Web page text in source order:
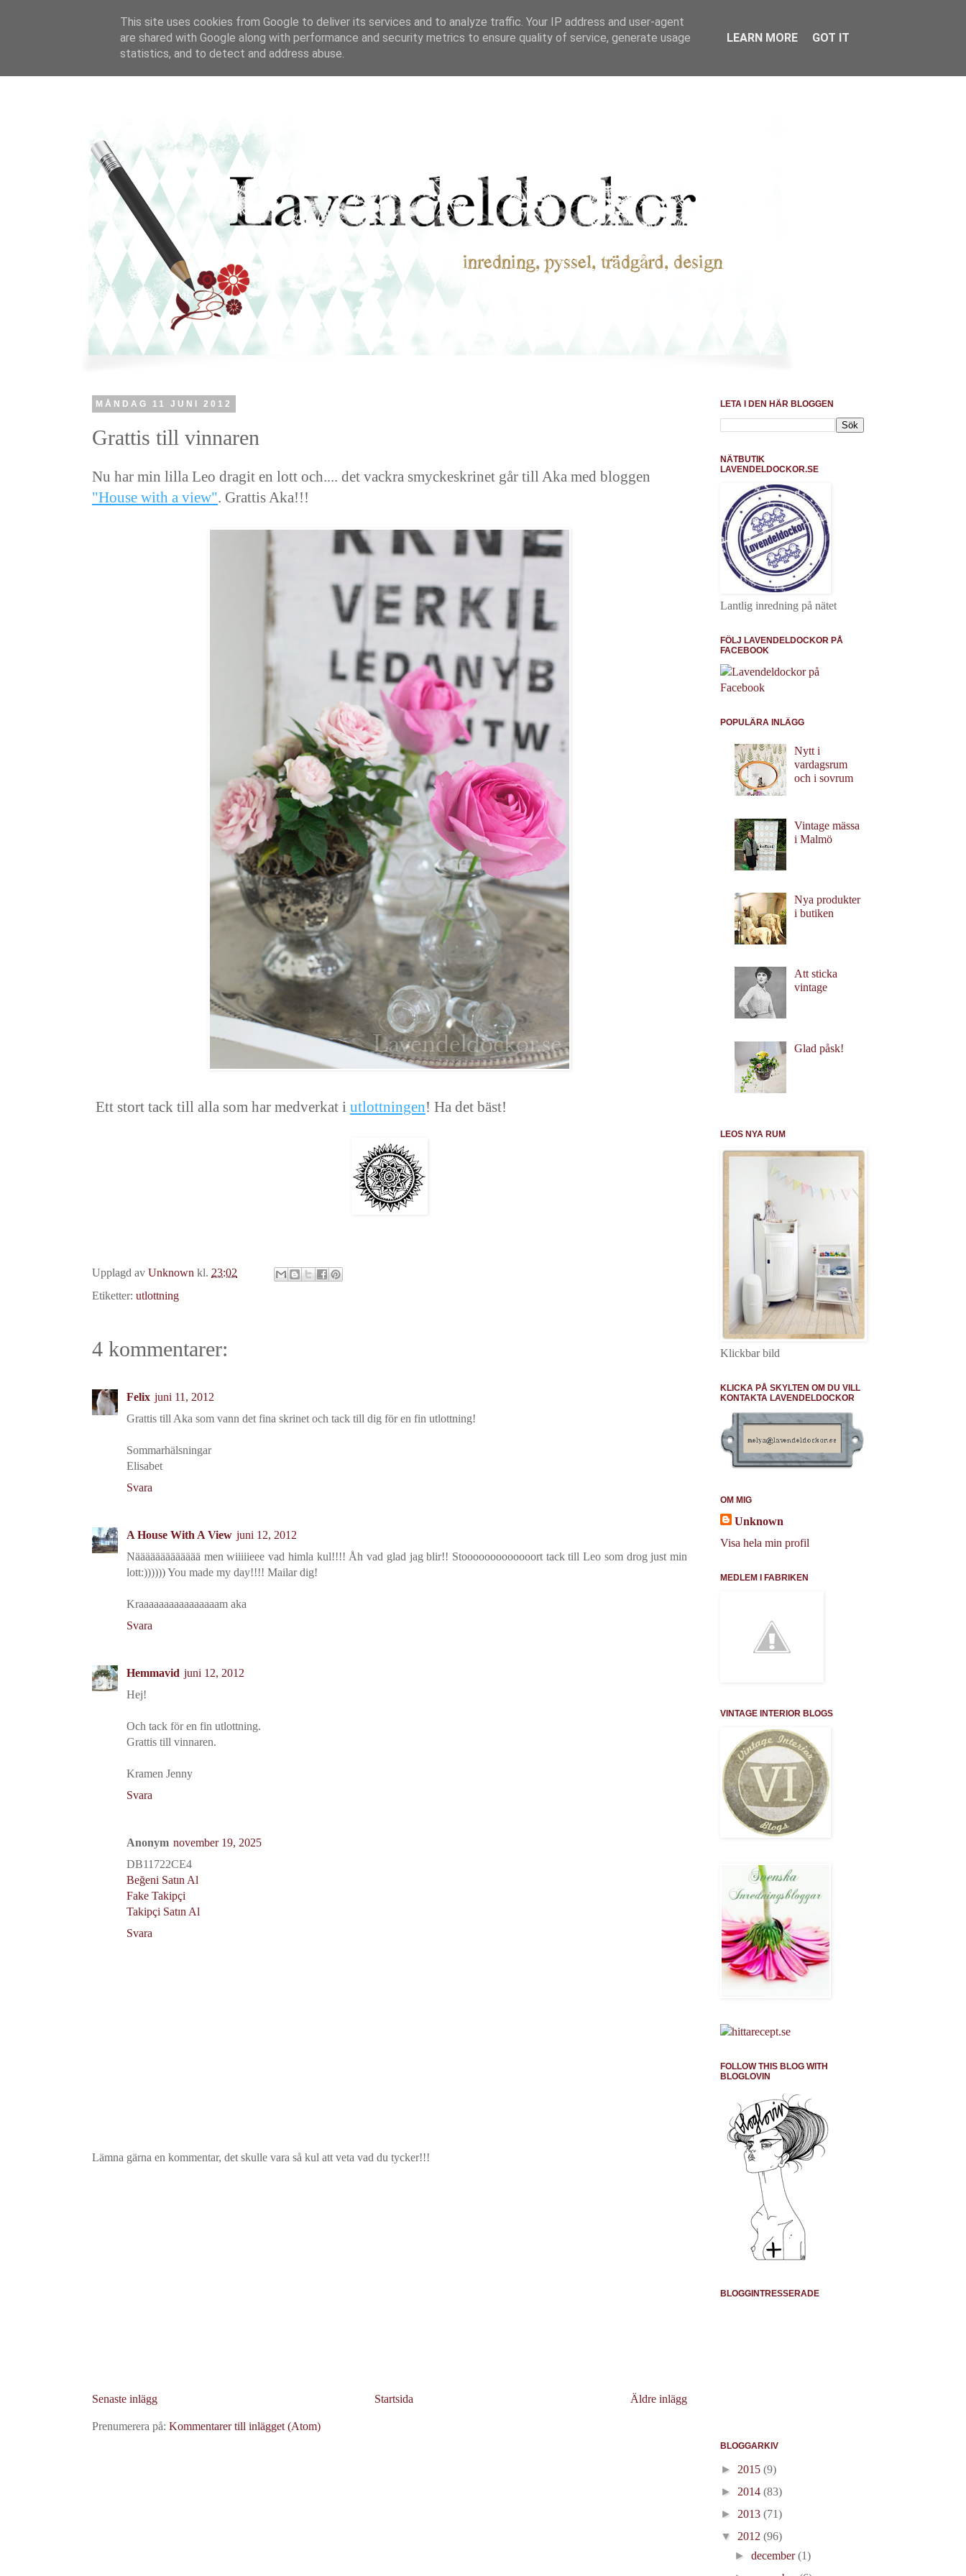
MÅNDAG 11 JUNI 2012
Grattis till vinnaren
Nu har min lilla Leo dragit en lott och.... det vackra smyckeskrinet går till Aka med bloggen
"House with a view". Grattis Aka!!!
Ett stort tack till alla som har medverkat i utlottningen! Ha det bäst!
Upplagd av Unknown kl. 23:02
Etiketter: utlottning
4 kommentarer:
Felix juni 11, 2012
Grattis till Aka som vann det fina skrinet och tack till dig för en fin utlottning!
Sommarhälsningar
Elisabet
Svara
A House With A View juni 12, 2012
Näääääääääääää men wiiiiieee vad himla kul!!!! Åh vad glad jag blir!! Stooooooooooooort tack till Leo som drog just min
lott:)))))) You made my day!!!! Mailar dig!
Kraaaaaaaaaaaaaaaam aka
Svara
Hemmavid juni 12, 2012
Hej!
Och tack för en fin utlottning.
Grattis till vinnaren.
Kramen Jenny
Svara
Anonym november 19, 2025
DB11722CE4
Beğeni Satın Al
Fake Takipçi
Takipçi Satın Al
Svara
Lämna gärna en kommentar, det skulle vara så kul att veta vad du tycker!!!
Senaste inlägg Äldre inlägg
Startsida
Prenumerera på: Kommentarer till inlägget (Atom)
LETA I DEN HÄR BLOGGEN
NÄTBUTIK
LAVENDELDOCKOR.SE
Lantlig inredning på nätet
FÖLJ LAVENDELDOCKOR PÅ
FACEBOOK
POPULÄRA INLÄGG
Nytt i
vardagsrum
och i sovrum
Vintage mässa
i Malmö
Nya produkter
i butiken
Att sticka
vintage
Glad påsk!
LEOS NYA RUM
Klickbar bild
KLICKA PÅ SKYLTEN OM DU VILL
KONTAKTA LAVENDELDOCKOR
OM MIG
Unknown
Visa hela min profil
MEDLEM I FABRIKEN
VINTAGE INTERIOR BLOGS
FOLLOW THIS BLOG WITH
BLOGLOVIN
BLOGGINTRESSERADE
BLOGGARKIV
► 2015 (9)
► 2014 (83)
► 2013 (71)
▼ 2012 (96)
►december(1)
This site uses cookies from Google to deliver its services and to analyze traffic. Your IP address and user-agent
are shared with Google along with performance and security metrics to ensure quality of service, generate usage
statistics, and to detect and address abuse.
LEARN MORE GOT IT